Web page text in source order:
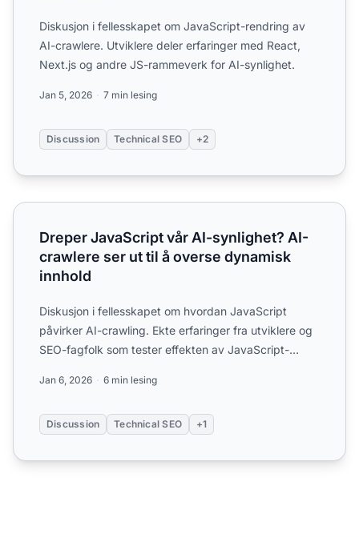
Diskusjon i fellesskapet om JavaScript-rendring av
AI-crawlere. Utviklere deler erfaringer med React,
Next.js og andre JS-rammeverk for AI-synlighet.
Jan 5, 2026 7 min lesing
Discussion Technical SEO +2
Dreper JavaScript vår AI-synlighet? AI-crawlere ser ut til
Dreper JavaScript vår AI-synlighet? AI-
crawlere ser ut til å overse dynamisk
innhold
Diskusjon i fellesskapet om hvordan JavaScript
påvirker AI-crawling. Ekte erfaringer fra utviklere og
SEO-fagfolk som tester effekten av JavaScript-
Jan 6, 2026 6 min lesing
Discussion Technical SEO +1